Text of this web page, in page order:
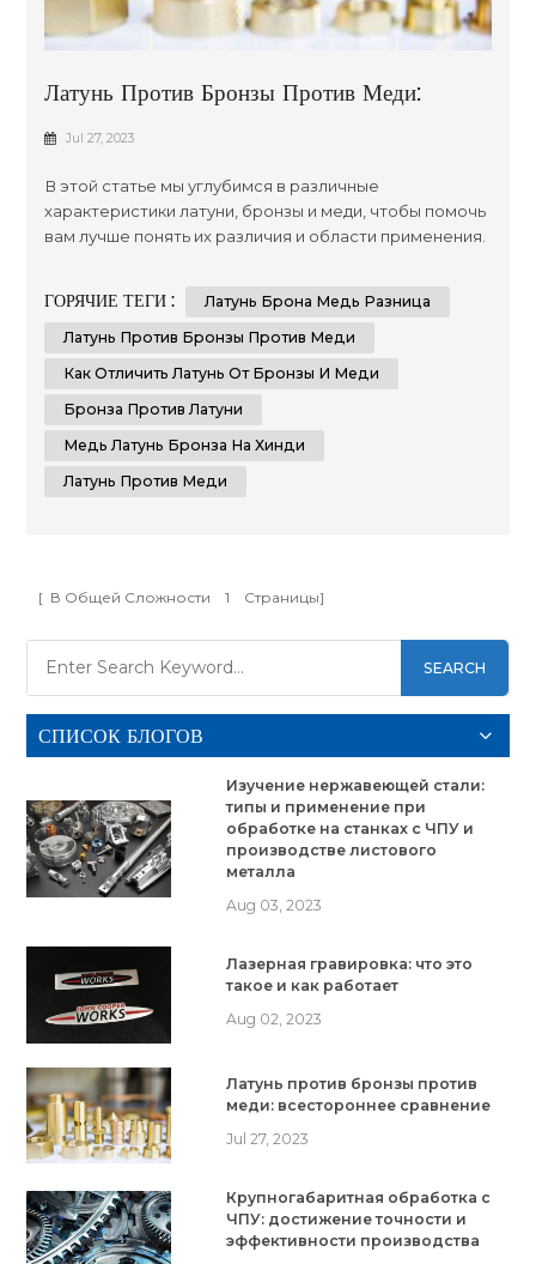
Латунь Против Бронзы Против Меди:
Всестороннее Сравнение
Jul 27, 2023
В этой статье мы углубимся в различные
характеристики латуни, бронзы и меди, чтобы помочь
вам лучше понять их различия и области применения.
отраслях промышленности и применениях. К концу
этого всестороннего сравнения у вас будет четкое
бронзу или медь в ...
ГОРЯЧИЕ ТЕГИ :
Латунь Брона Медь Разница
Латунь Против Бронзы Против Меди
Как Отличить Латунь От Бронзы И Меди
Бронза Против Латуни
Медь Латунь Бронза На Хинди
Латунь Против Меди
[ В Общей Сложности 1 Страницы]
SEARCH
СПИСОК БЛОГОВ
Изучение нержавеющей стали:
типы и применение при
обработке на станках с ЧПУ и
производстве листового
металла
Aug 03, 2023
Лазерная гравировка: что это
такое и как работает
Aug 02, 2023
Латунь против бронзы против
меди: всестороннее сравнение
Jul 27, 2023
Крупногабаритная обработка с
ЧПУ: достижение точности и
эффективности производства